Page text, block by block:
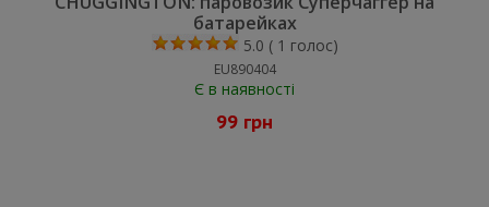
батарейках
5.0 ( 1 голос)
EU890404
Є в наявності
99 грн